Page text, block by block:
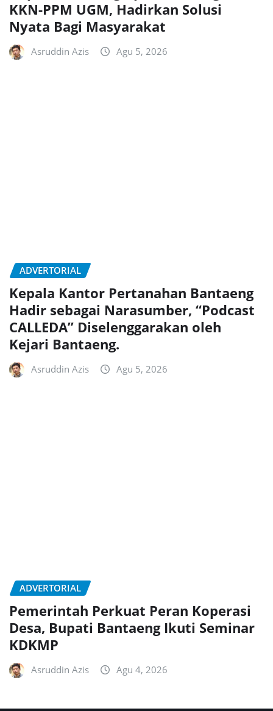
KKN-PPM UGM, Hadirkan Solusi
Nyata Bagi Masyarakat
Asruddin Azis Agu 5, 2026
ADVERTORIAL
Kepala Kantor Pertanahan Bantaeng
Hadir sebagai Narasumber, “Podcast
CALLEDA” Diselenggarakan oleh
Kejari Bantaeng.
Asruddin Azis Agu 5, 2026
ADVERTORIAL
Pemerintah Perkuat Peran Koperasi
Desa, Bupati Bantaeng Ikuti Seminar
KDKMP
Asruddin Azis Agu 4, 2026